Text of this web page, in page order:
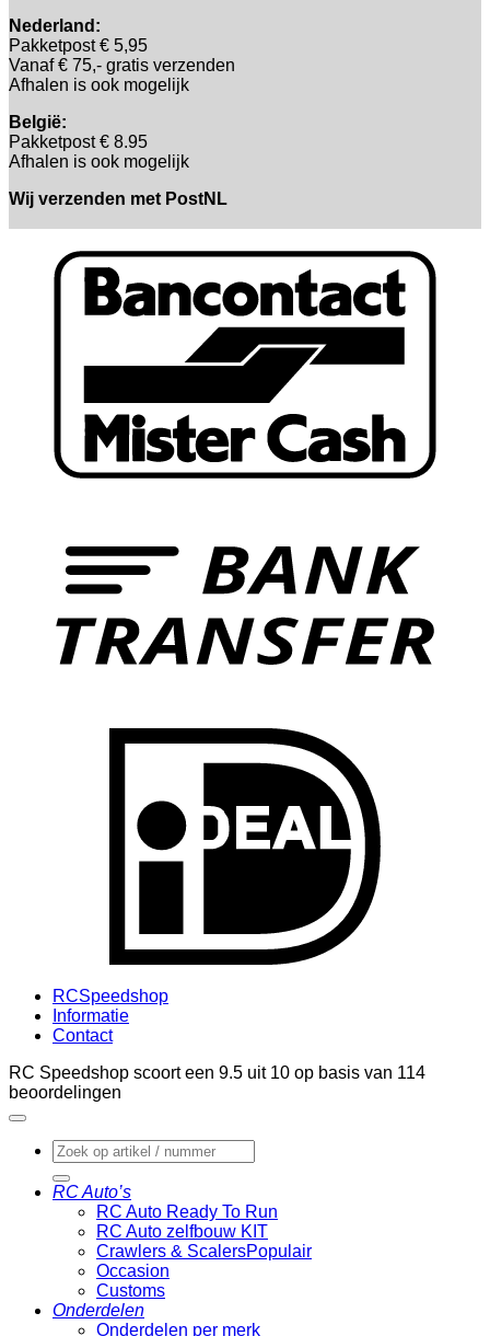
Nederland:
Pakketpost € 5,95
Vanaf € 75,- gratis verzenden
Afhalen is ook mogelijk
België:
Pakketpost € 8.95
Afhalen is ook mogelijk
Wij verzenden met PostNL
RCSpeedshop
Informatie
Contact
RC Speedshop scoort een 9.5 uit 10 op basis van 114
beoordelingen
Zoeken
naar:
RC Auto’s
RC Auto Ready To Run
RC Auto zelfbouw KIT
Crawlers & Scalers
Occasion
Customs
Onderdelen
Onderdelen per merk